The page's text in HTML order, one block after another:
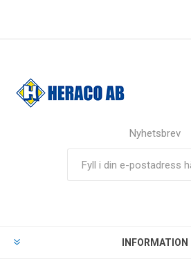
Nyhetsbrev
INFORMATION